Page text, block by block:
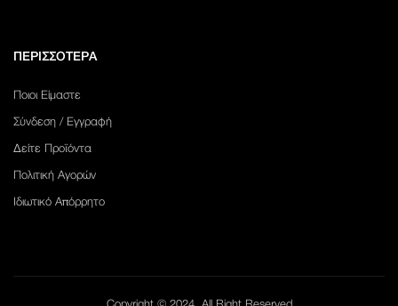
ΠΕΡΙΣΣΟΤΕΡΑ
Ποιοι Είμαστε
Σύνδεση / Εγγραφή
Δείτε Προϊόντα
Πολιτική Αγορών
Ιδιωτικό Απόρρητο